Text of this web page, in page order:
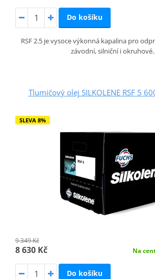
Do košíku
RSF 2.5 je vysoce výkonná kapalina pro
závodní, silniční i
Tlumičový olej SILKOLENE RSF 5
SLEVA 8%
9 349 Kč
8 630 Kč Na
Do košíku